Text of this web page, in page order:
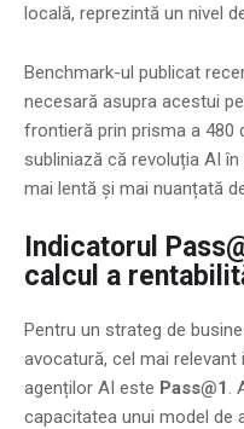
locală, reprezintă un nivel
Benchmark-ul publicat
necesară asupra acestui
frontieră prin prisma a 480
subliniază că revoluția AI
mai lentă și mai nuanțată
Indicatorul
calcul a
Pentru un strateg de
avocatură, cel mai
agenților AI este Pass@1
capacitatea unui model de